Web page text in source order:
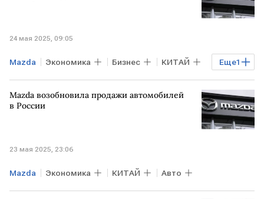
24 мая 2025, 09:05
Еще1
Mazda Экономика Бизнес КИТАЙ
Авто
Mazda возобновила продажи автомобилей
в России
23 мая 2025, 23:06
Mazda Экономика КИТАЙ Авто